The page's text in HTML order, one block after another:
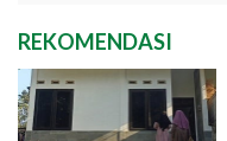
REKOMENDASI